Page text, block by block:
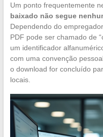
Um ponto frequentemente
baixado não segue
Dependendo do
PDF pode ser chamado de
um identificador
com uma convenção
o download for concluído
locais.